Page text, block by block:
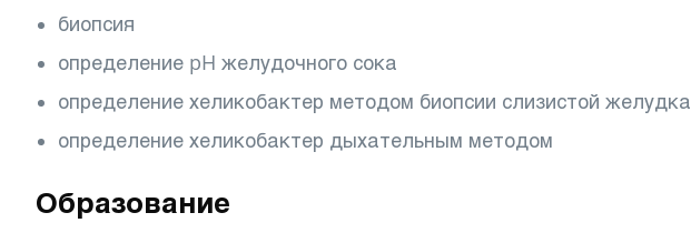
биопсия
определение pH желудочного сока
определение хеликобактер методом биопсии слизистой желудка
определение хеликобактер дыхательным методом
Образование